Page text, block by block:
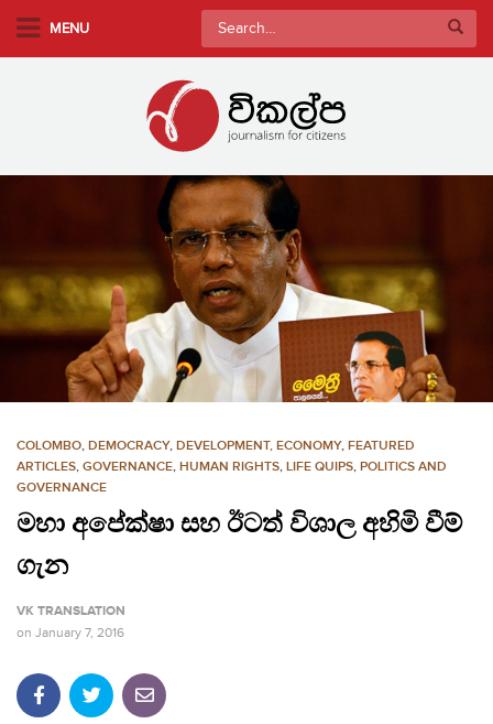
m
c
n
e
MENU
Search
for:
COLOMBO, DEMOCRACY, DEVELOPMENT, ECONOMY, FEATURED
ARTICLES, GOVERNANCE, HUMAN RIGHTS, LIFE QUIPS, POLITICS AND
GOVERNANCE
මහා අපේක්ෂා සහ ඊටත් විශාල අහිමි වීම්
ගැන
VK TRANSLATION
on January 7, 2016